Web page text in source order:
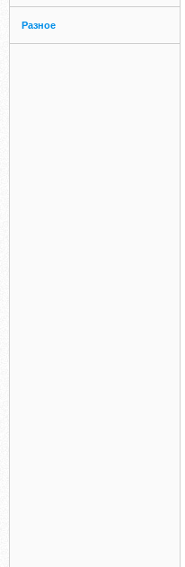
Разное